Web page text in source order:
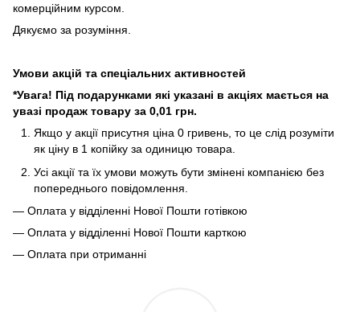
комерційним курсом.
Дякуємо за розуміння.
Умови акцій та спеціальних активностей
*Увага! Під подарунками які указані в акціях мається на
увазі продаж товару за 0,01 грн.
Якщо у акції присутня ціна 0 гривень, то це слід розуміти
як ціну в 1 копійку за одиницю товара.
Усі акції та їх умови можуть бути змінені компанією без
попереднього повідомлення.
— Оплата у відділенні Нової Пошти готівкою
— Оплата у відділенні Нової Пошти карткою
— Оплата при отриманні